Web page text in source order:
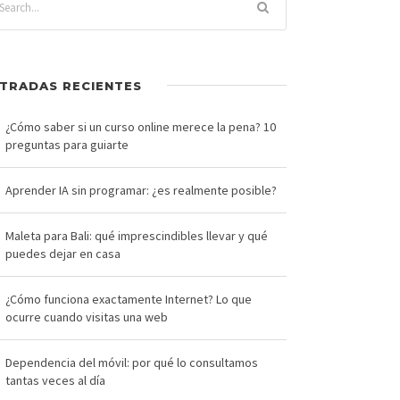
RECIENTES
¿Cómo saber si un curso online merece la pena? 10
preguntas para guiarte
Aprender IA sin programar: ¿es realmente posible?
Maleta para Bali: qué imprescindibles llevar y qué
puedes dejar en casa
¿Cómo funciona exactamente Internet? Lo que
ocurre cuando visitas una web
Dependencia del móvil: por qué lo consultamos
tantas veces al día